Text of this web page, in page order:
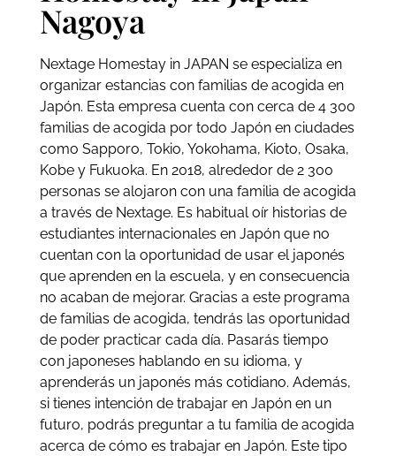
Nagoya
Nextage Homestay in JAPAN se especializa en
organizar estancias con familias de acogida en
Japón. Esta empresa cuenta con cerca de 4 300
familias de acogida por todo Japón en ciudades
como Sapporo, Tokio, Yokohama, Kioto, Osaka,
Kobe y Fukuoka. En 2018, alrededor de 2 300
personas se alojaron con una familia de acogida
a través de Nextage. Es habitual oír historias de
estudiantes internacionales en Japón que no
cuentan con la oportunidad de usar el japonés
que aprenden en la escuela, y en consecuencia
no acaban de mejorar. Gracias a este programa
de familias de acogida, tendrás las oportunidad
de poder practicar cada día. Pasarás tiempo
con japoneses hablando en su idioma, y
aprenderás un japonés más cotidiano. Además,
si tienes intención de trabajar en Japón en un
futuro, podrás preguntar a tu familia de acogida
acerca de cómo es trabajar en Japón. Este tipo